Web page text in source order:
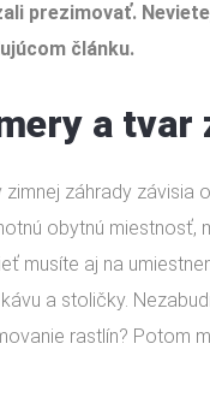
prezimovať.
článku.
a tvar
zimnej záhrady závisia
obytnú miestnosť,
musíte aj na
a stoličky.
rastlín? Potom